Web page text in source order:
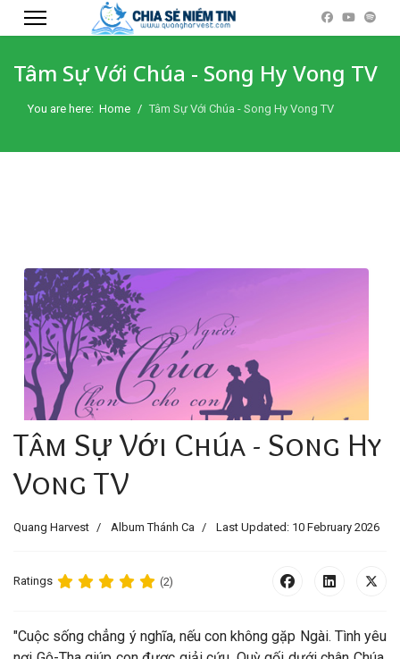
Tâm Sự Với Chúa - Song Hy Vong TV
You are here: Home Tâm Sự Với Chúa - Song Hy Vong TV
Tâm Sự Với Chúa - Song Hy
Vong TV
Quang Harvest Album Thánh Ca Last Updated: 10 February 2026
Ratings (2)
"Cuộc sống chẳng ý nghĩa, nếu con không gặp Ngài. Tình yêu